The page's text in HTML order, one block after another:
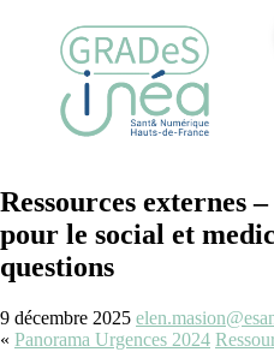
Ressources externes
pour le social et
questions
9 décembre 2025
« Panorama Urgences 2024